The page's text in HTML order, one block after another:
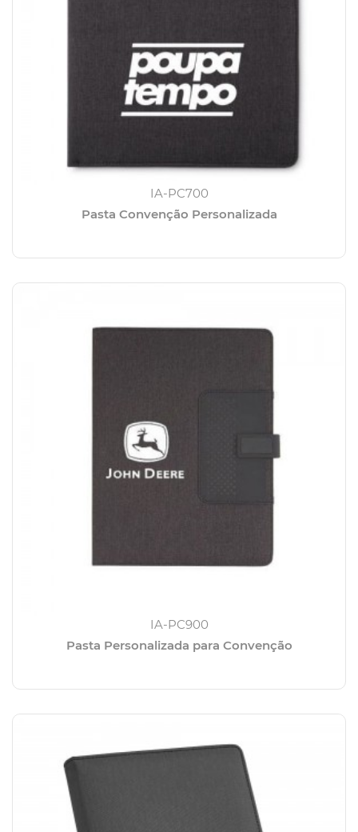
IA-PC700
Pasta Convenção Personalizada
IA-PC900
Pasta Personalizada para Convenção